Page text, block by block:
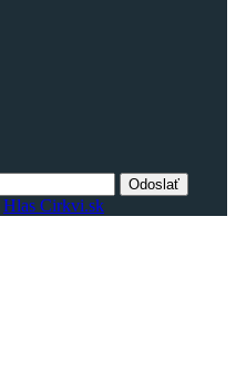
Odoslať
Hlas Cirkvi.sk